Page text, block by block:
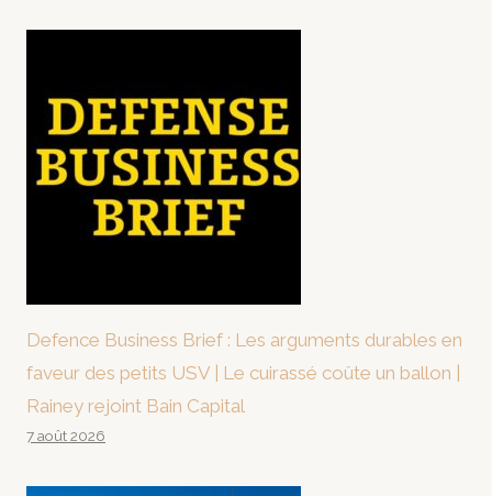
Defence Business Brief : Les arguments durables en
faveur des petits USV | Le cuirassé coûte un ballon |
Rainey rejoint Bain Capital
7 août 2026